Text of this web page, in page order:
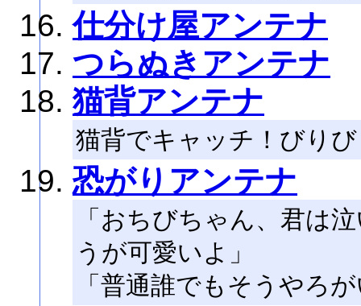
仕分け屋アンテナ
つらぬきアンテナ
猫背アンテナ
猫背でキャッチ！びり
恐がりアンテナ
「おちびちゃん、君は
うが可愛いよ」
「普通誰でもそうやろ